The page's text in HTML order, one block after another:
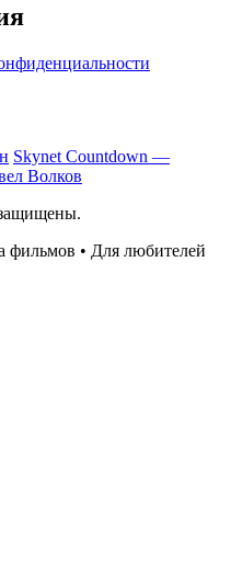
Skynet Countdown —
Волков
фильмов • Для любителей